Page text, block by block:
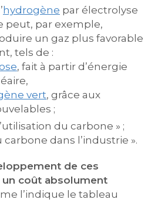
hydrogène par électrolyse
peut, par exemple,
un gaz plus favorable
tels de :
, fait à partir d’énergie
vert, grâce aux
;
du carbone » ;
carbone dans l’industrie ».
de ces
coût absolument
l’indique le tableau